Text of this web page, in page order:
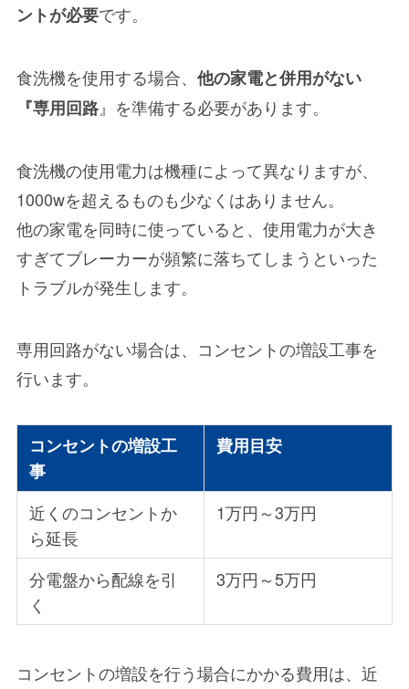
ントが必要です。
食洗機を使用する場合、 他の家電と併用がない
『専用回路』を準備する必要があります。
食洗機の使用電力は機種によって異なりますが、
1000wを超えるものも少なくはありません。
他の家電を同時に使っていると、使用電力が大き
すぎてブレーカーが頻繁に落ちてしまうといった
トラブルが発生します。
専用回路がない場合は、コンセントの増設工事を
行います。
コンセントの増設工
事
費用目安
近くのコンセントか
ら延長
1万円～3万円
分電盤から配線を引
く
3万円～5万円
コンセントの増設を行う場合にかかる費用は、 近